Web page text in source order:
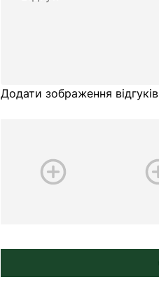
Додати зображення відгуків